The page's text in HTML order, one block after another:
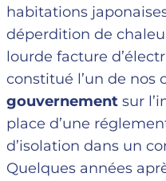
habitations
déperdition de
lourde facture
constitué l’un de nos
gouvernement sur
place d’une
d’isolation dans un
Quelques années